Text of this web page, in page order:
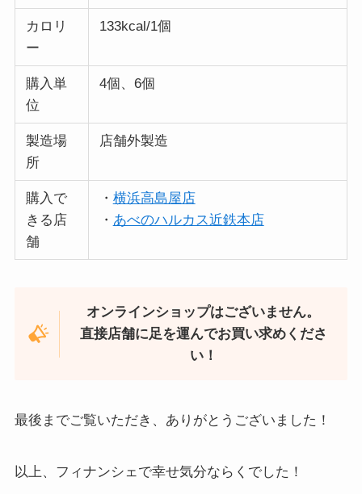
カロリ
ー
133kcal/1個
購入単
位
4個、6個
製造場
所
店舗外製造
購入で
きる店
舗
・ 横浜高島屋店
・ あべのハルカス近鉄本店
オンラインショップはございません。
直接店舗に足を運んでお買い求めくださ
い！
最後までご覧いただき、ありがとうございました！
以上、フィナンシェで幸せ気分ならくでした！